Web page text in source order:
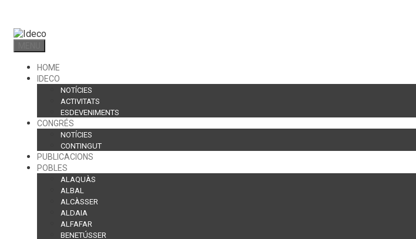
content
HOME
IDECO
NOTÍCIES
ACTIVITATS
ESDEVENIMENTS
CONGRÉS
NOTÍCIES
CONTINGUT
PUBLICACIONS
POBLES
ALAQUÀS
ALBAL
ALCÀSSER
ALDAIA
ALFAFAR
BENETÚSSER